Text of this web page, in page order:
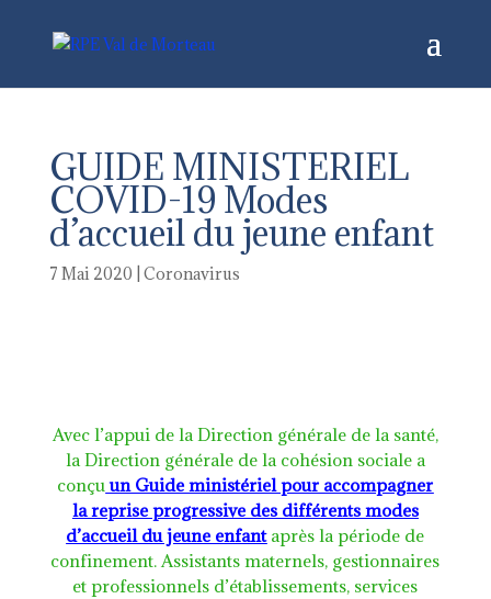
GUIDE MINISTERIEL
COVID-19 Modes
d’accueil du jeune enfant
7 Mai 2020 Coronavirus
Avec l’appui de la Direction générale de la santé,
la Direction générale de la cohésion sociale a
conçuun Guide ministériel pour accompagner
la reprise progressive des différents modes
d’accueil du jeune enfantaprès la période de
confinement. Assistants maternels, gestionnaires
et professionnels d’établissements, services